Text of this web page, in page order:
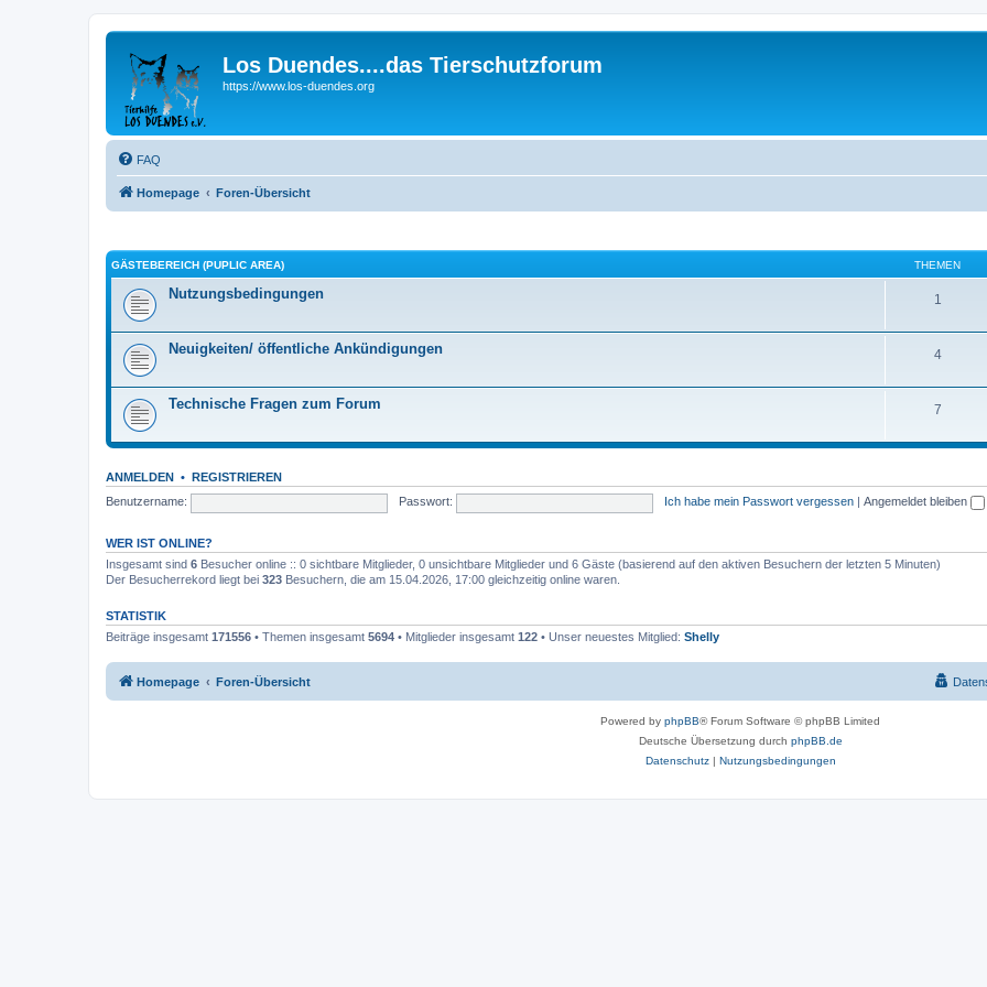
Los Duendes....das Tierschutzforum
https://www.los-duendes.org
FAQ
Homepage Foren-Übersicht
GÄSTEBEREICH (PUPLIC AREA) THEMEN
Nutzungsbedingungen 1
Neuigkeiten/ öffentliche Ankündigungen 4
Technische Fragen zum Forum 7
ANMELDEN • REGISTRIEREN
Benutzername:
Passwort: Ich habe mein Passwort vergessen Angemeldet bleiben
WER IST ONLINE?
Insgesamt sind 6 Besucher online :: 0 sichtbare Mitglieder, 0 unsichtbare Mitglieder und 6 Gäste (basierend auf den aktiven Besuchern der letzten 5 Minuten)
Der Besucherrekord liegt bei 323 Besuchern, die am 15.04.2026, 17:00 gleichzeitig online waren.
STATISTIK
Beiträge insgesamt 171556 • Themen insgesamt 5694 • Mitglieder insgesamt 122 • Unser neuestes Mitglied: Shelly
Homepage Foren-Übersicht
Powered by phpBB® Forum Software © phpBB Limited
Deutsche Übersetzung durch phpBB.de
Datenschutz| Nutzungsbedingungen